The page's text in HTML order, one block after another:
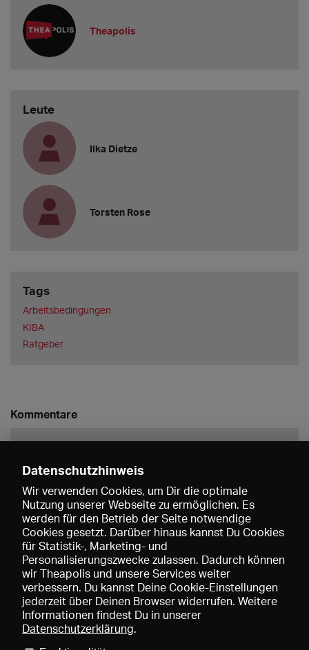
Theapolis
Leute
Ilka Dietze
Torsten Rose
Tags
Arbeitsbedingungen
KIBA
Ratgeber
Kommentare
Speichern
Datenschutzhinweis
Wir verwenden Cookies, um Dir die optimale
Nutzung unserer Webseite zu ermöglichen. Es
werden für den Betrieb der Seite notwendige
Cookies gesetzt. Darüber hinaus kannst Du Cookies
für Statistik-, Marketing- und
Personalisierungszwecke zulassen. Dadurch können
wir Theapolis und unsere Services weiter
verbessern. Du kannst Deine Cookie-Einstellungen
jederzeit über Deinen Browser widerrufen. Weitere
Informationen findest Du in unserer
Datenschutzerklärung.